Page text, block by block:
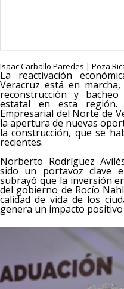
Isaac Carballo Paredes | Poza
La reactivación
Veracruz está en
reconstrucción y
estatal en esta región.
Empresarial del Norte de
la apertura de nuevas
la construcción, que se
recientes.
Norberto Rodríguez
sido un portavoz clave
subrayó que la inversión
del gobierno de Rocío
calidad de vida de los
genera un impacto